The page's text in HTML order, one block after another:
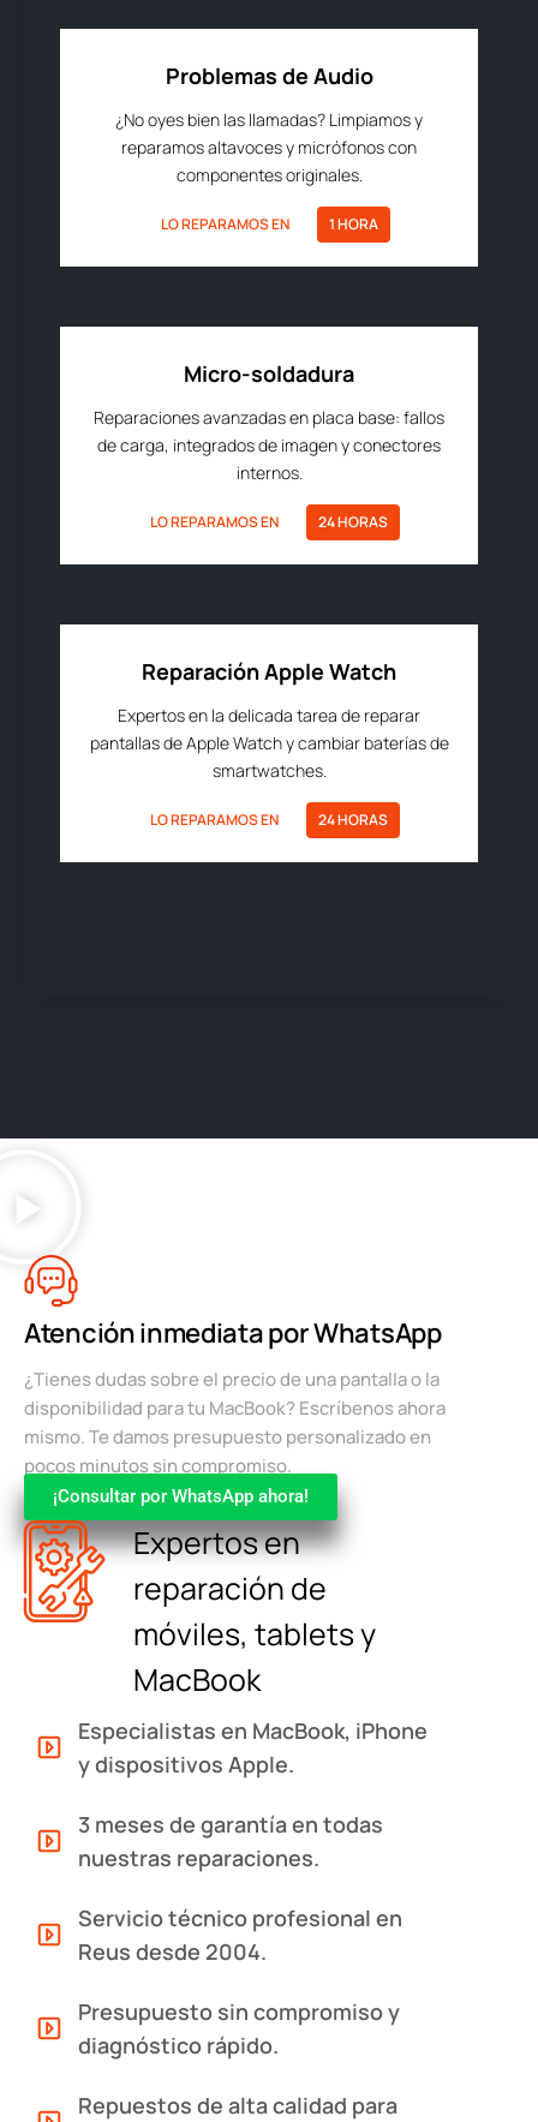
Problemas de Audio
¿No oyes bien las llamadas? Limpiamos y
reparamos altavoces y micrófonos con
componentes originales.
LO REPARAMOS EN 1 HORA
Micro-soldadura
Reparaciones avanzadas en placa base: fallos
de carga, integrados de imagen y conectores
internos.
LO REPARAMOS EN 24 HORAS
Reparación Apple Watch
Expertos en la delicada tarea de reparar
pantallas de Apple Watch y cambiar baterías de
smartwatches.
LO REPARAMOS EN 24 HORAS
Atención inmediata por WhatsApp
¿Tienes dudas sobre el precio de una pantalla o la
disponibilidad para tu MacBook? Escríbenos ahora
mismo. Te damos presupuesto personalizado en
pocos minutos sin compromiso.
¡Consultar por WhatsApp ahora!
Expertos en
reparación de
móviles, tablets y
MacBook
Especialistas en MacBook, iPhone
y dispositivos Apple.
3 meses de garantía en todas
nuestras reparaciones.
Servicio técnico profesional en
Reus desde 2004.
Presupuesto sin compromiso y
diagnóstico rápido.
Repuestos de alta calidad para